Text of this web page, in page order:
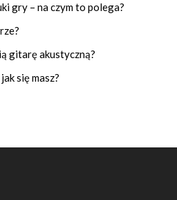
gry – na czym to polega?
gitarę akustyczną?
się masz?